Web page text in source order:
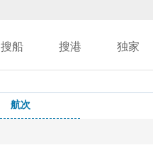
搜船 搜港 独家
航次